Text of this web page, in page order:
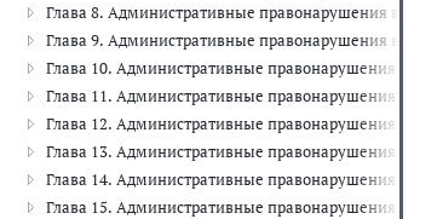
Глава 8. Административные правонарушения в
Глава 9. Административные правонарушения в
Глава 10. Административные правонарушения в
Глава 11. Административные правонарушения на
Глава 12. Административные правонарушения в
Глава 13. Административные правонарушения в
Глава 14. Административные правонарушения в
Глава 15. Административные правонарушения в